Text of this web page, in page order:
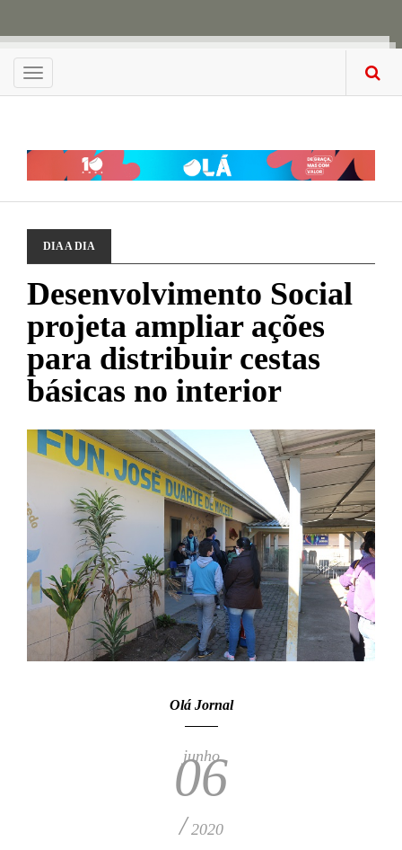
Menu
DIA A DIA
Desenvolvimento Social
projeta ampliar ações
para distribuir cestas
básicas no interior
Olá Jornal
junho
06
/ 2020